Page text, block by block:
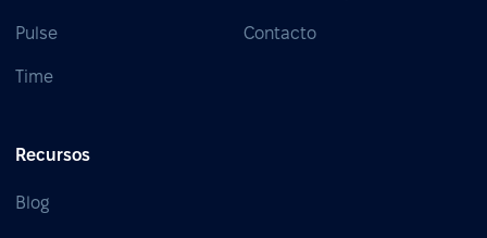
Pulse
Time
Contacto
Recursos
Blog